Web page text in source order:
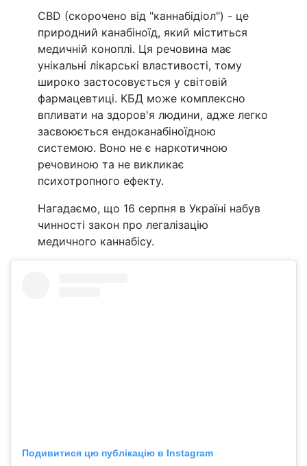
CBD (скорочено від "каннабідіол") - це
природний канабіноїд, який міститься
медичній коноплі. Ця речовина має
унікальні лікарські властивості, тому
широко застосовується у світовій
фармацевтиці. КБД може комплексно
впливати на здоров'я людини, адже легко
засвоюється ендоканабіноїдною
системою. Воно не є наркотичною
речовиною та не викликає
психотропного ефекту.
Нагадаємо, що 16 серпня в Україні набув
чинності закон про легалізацію
медичного каннабісу.
Подивитися цю публікацію в Instagram